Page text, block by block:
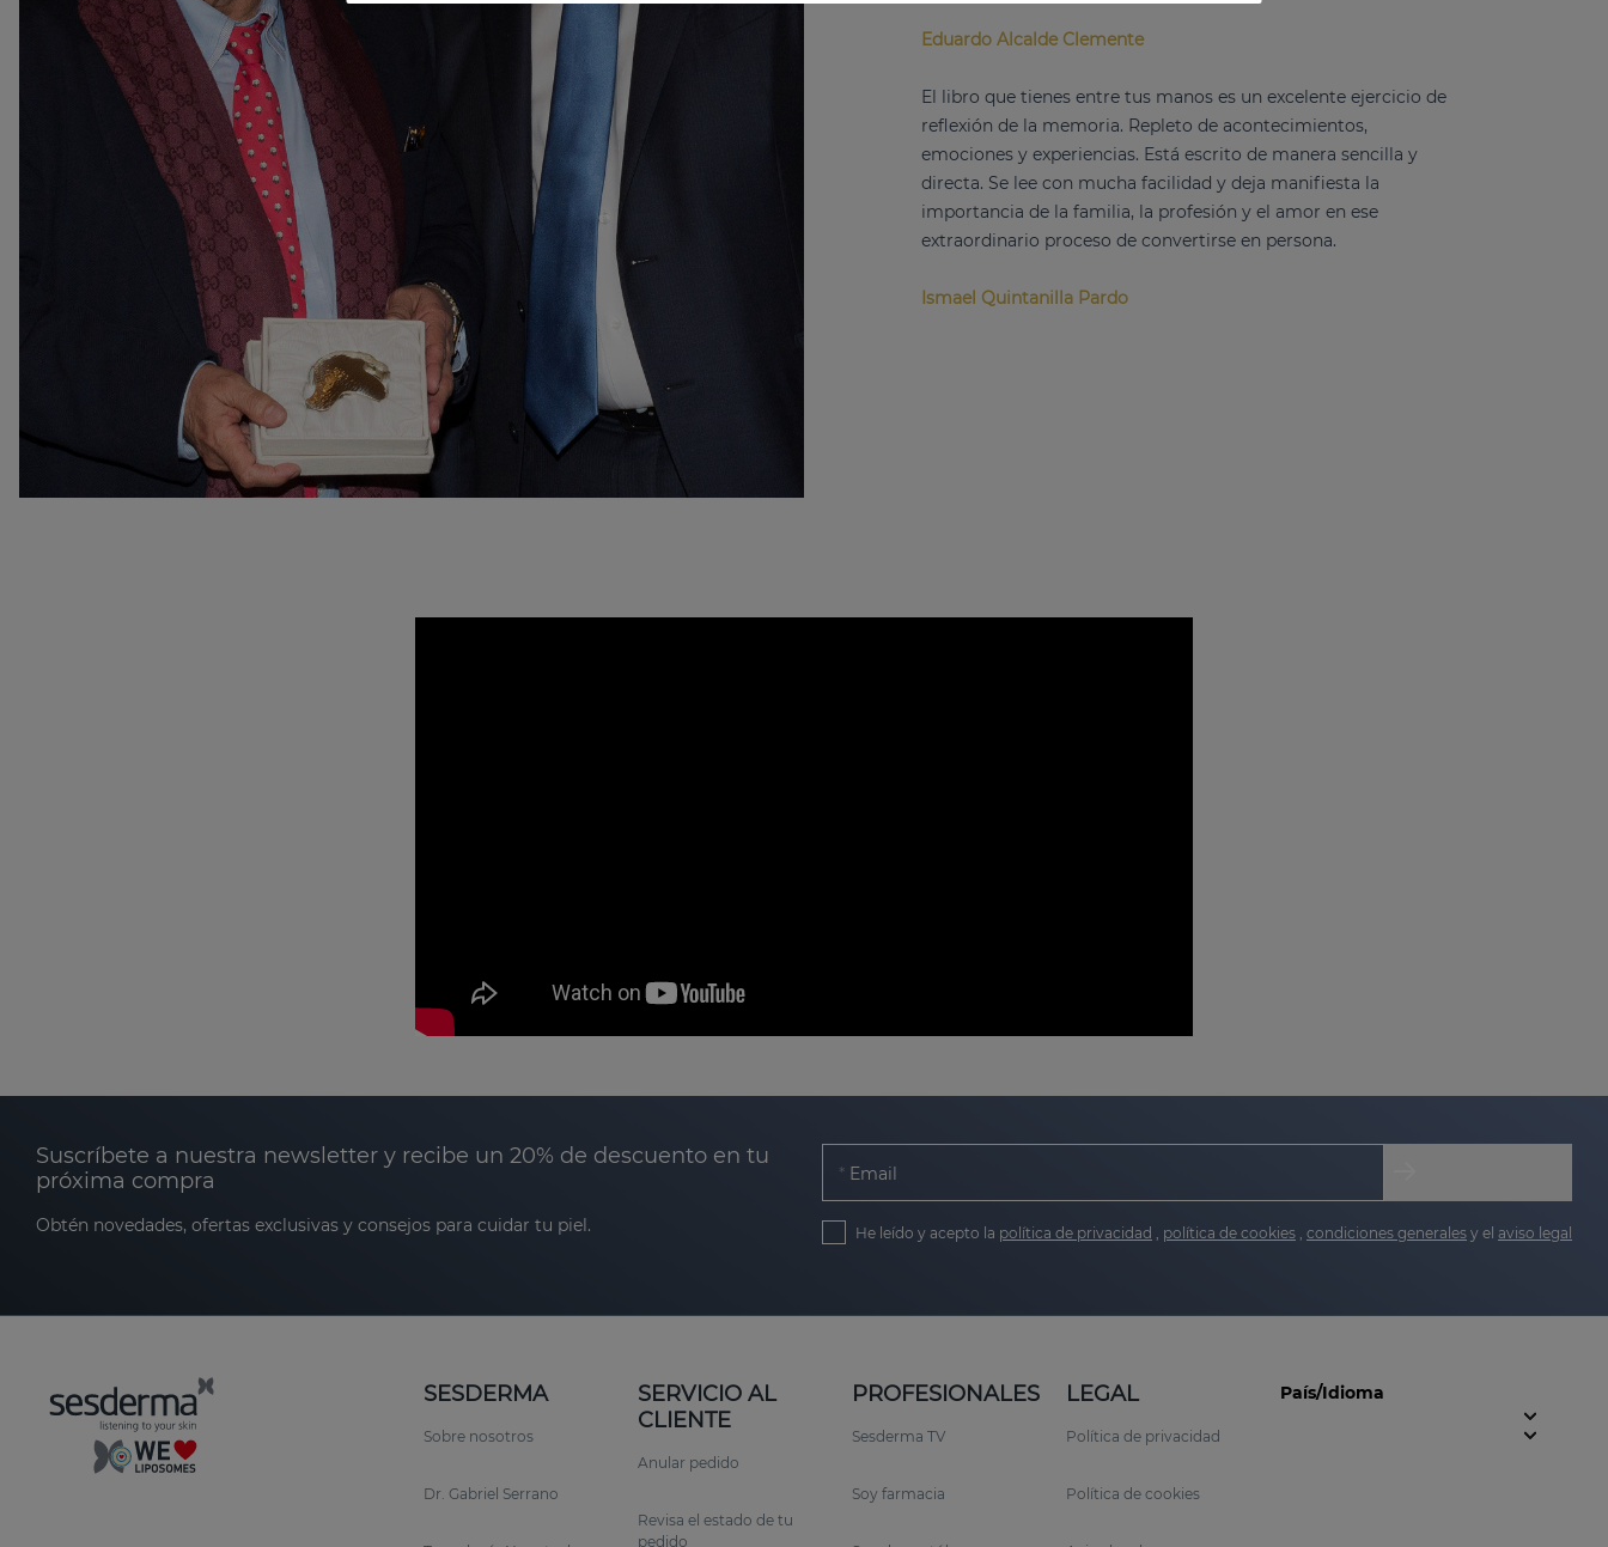
Eduardo Alcalde Clemente
El libro que tienes entre tus manos es un excelente ejercicio de
reflexión de la memoria. Repleto de acontecimientos,
emociones y experiencias. Está escrito de manera sencilla y
directa. Se lee con mucha facilidad y deja manifiesta la
importancia de la familia, la profesión y el amor en ese
extraordinario proceso de convertirse en persona.
Ismael Quintanilla Pardo
Suscríbete a nuestra newsletter y recibe un 20% de descuento en tu
próxima compra
Obtén novedades, ofertas exclusivas y consejos para cuidar tu piel.
Email
He leído y acepto la política de privacidad , política de cookies , condiciones generales y el aviso legal
SESDERMA
Sobre nosotros
Dr. Gabriel Serrano
SERVICIO AL
CLIENTE
Anular pedido
Revisa el estado de tu
pedido
PROFESIONALES
Sesderma TV
Soy farmacia
LEGAL
Política de privacidad
Política de cookies
País/Idioma